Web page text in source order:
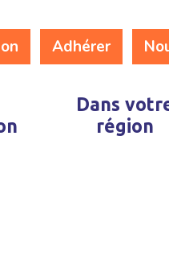
Adhérer
Dans
région